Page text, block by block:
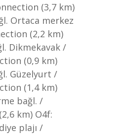
(3,7 km)
Ortaca merkez
(2,2 km)
Dikmekavak /
(0,9 km)
Güzelyurt /
(1,4 km)
bağl. /
km) O4f:
plajı /